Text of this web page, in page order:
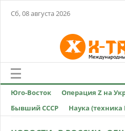
Сб, 08 августа 2026
Юго-Восток Операция Z на
Бывший СССР
Наука (техника